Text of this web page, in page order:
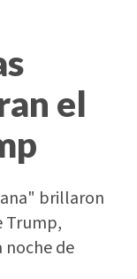
el
brillaron
Trump,
de